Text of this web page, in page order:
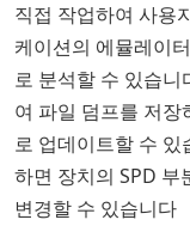
직접 작업하여 사용
케이션의 에뮬레이
로 분석할 수 있습
여 파일 덤프를 저
로 업데이트할 수
하면 장치의 SPD
변경할 수 있습니다